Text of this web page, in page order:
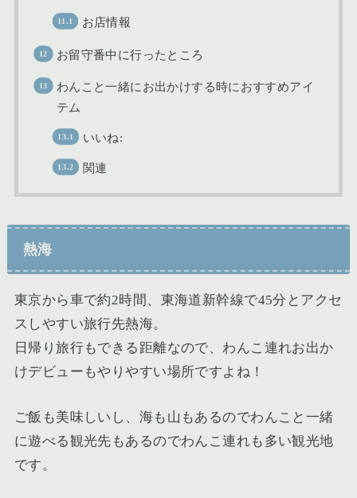
お店情報
お留守番中に行ったところ
わんこと一緒にお出かけする時におすすめアイ
テム
いいね:
関連
熱海
東京から車で約2時間、東海道新幹線で45分とアクセ
スしやすい旅行先熱海。
日帰り旅行もできる距離なので、わんこ連れお出か
けデビューもやりやすい場所ですよね！
ご飯も美味しいし、海も山もあるのでわんこと一緒
に遊べる観光先もあるのでわんこ連れも多い観光地
です。